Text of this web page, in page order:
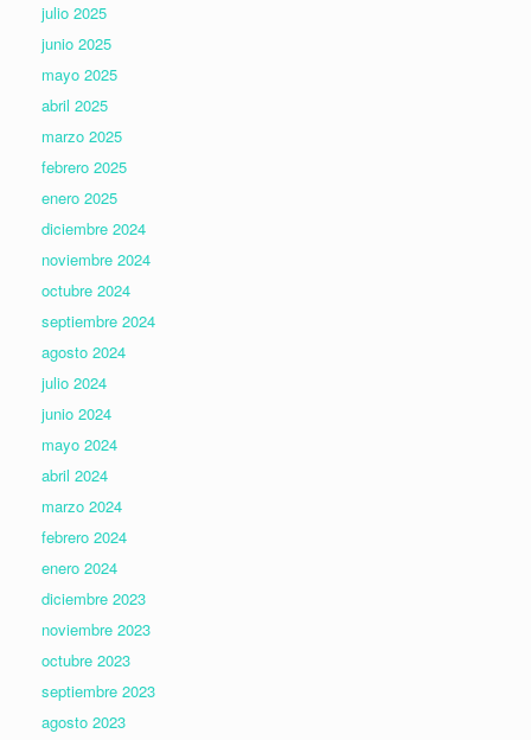
julio 2025
junio 2025
mayo 2025
abril 2025
marzo 2025
febrero 2025
enero 2025
diciembre 2024
noviembre 2024
octubre 2024
septiembre 2024
agosto 2024
julio 2024
junio 2024
mayo 2024
abril 2024
marzo 2024
febrero 2024
enero 2024
diciembre 2023
noviembre 2023
octubre 2023
septiembre 2023
agosto 2023